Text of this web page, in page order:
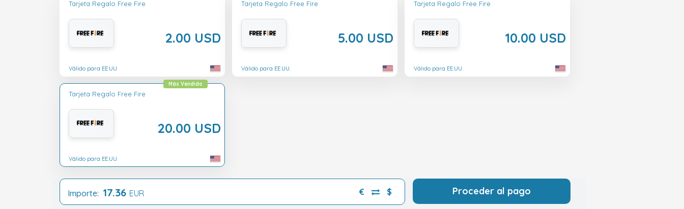
Tarjeta Regalo Free Fire
2.00 USD
Válido para EE.UU.
Tarjeta Regalo Free Fire
5.00 USD
Válido para EE.UU.
Tarjeta Regalo Free Fire
10.00 USD
Válido para EE.UU.
Tarjeta Regalo Free Fire
20.00 USD
Más Vendido
Válido para EE.UU.
Importe: 17.36 EUR € $ Proceder al pago